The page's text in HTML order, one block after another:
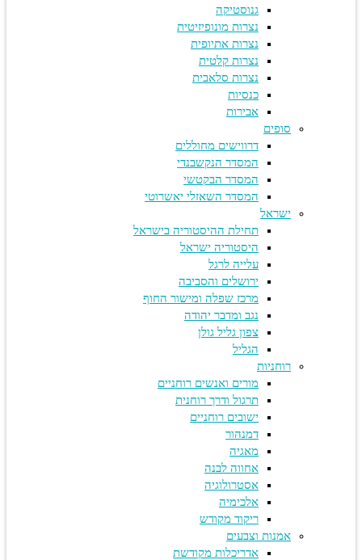
גנוסטיקה
נצרות מונופיזיטית
נצרות אתיופית
נצרות קלטית
נצרות סלאבית
כנסיות
אבירות
סופים
דרווישים מחוללים
המסדר הנקשבנדי
המסדר הבקטשי
המסדר השאזלי יאשרוטי
ישראל
תחילת ההיסטוריה בישראל
היסטוריה ישראל
עלייה לרגל
ירושלים והסביבה
מרכז שפלה ומישור החוף
נגב ומדבר יהודה
צפון גליל גולן
הגליל
רוחניות
מורים ואנשים רוחניים
תרגול ודרך רוחנית
ישובים רוחניים
דמנהור
מאגיה
אחווה לבנה
אסטרולוגיה
אלכימיה
ריקוד מקודש
אמנות וצבעים
אדריכלות מקודשת